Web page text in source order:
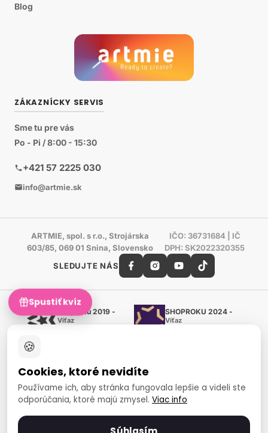
Blog
ZÁKAZNÍCKY SERVIS
Sme tu pre vás
Po - Pi / 8:00 - 15:30
+421 57 2225 030
info@artmie.sk
ARTMIE, spol. s r.o., Strojárska
603/85, 069 01 Snina, Slovensko
IČO: 36731684 | IČ
DPH: SK2022320355
SLEDUJTE NÁS
Shoproku 2019 -
Víťaz
SHOPROKU 2024 -
Víťaz
European Art Awards
Organizátor medzinárodnej
súťaže
Európsky sociálny fond
Zamestnanosť a sociálna
🍪
Cookies, ktoré nevidíte
Používame ich, aby stránka fungovala lepšie a videli ste
odporúčania, ktoré majú zmysel. Viac info
Spustiť kvíz